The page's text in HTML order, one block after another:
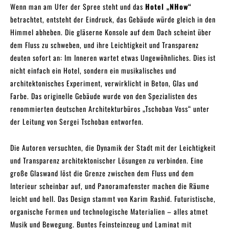
Wenn man am Ufer der Spree steht und das Hotel „NHow“
betrachtet, entsteht der Eindruck, das Gebäude würde gleich in den
Himmel abheben. Die gläserne Konsole auf dem Dach scheint über
dem Fluss zu schweben, und ihre Leichtigkeit und Transparenz
deuten sofort an: Im Inneren wartet etwas Ungewöhnliches. Dies ist
nicht einfach ein Hotel, sondern ein musikalisches und
architektonisches Experiment, verwirklicht in Beton, Glas und
Farbe. Das originelle Gebäude wurde von den Spezialisten des
renommierten deutschen Architekturbüros „Tschoban Voss“ unter
der Leitung von Sergei Tschoban entworfen.
Die Autoren versuchten, die Dynamik der Stadt mit der Leichtigkeit
und Transparenz architektonischer Lösungen zu verbinden. Eine
große Glaswand löst die Grenze zwischen dem Fluss und dem
Interieur scheinbar auf, und Panoramafenster machen die Räume
leicht und hell. Das Design stammt von Karim Rashid. Futuristische,
organische Formen und technologische Materialien – alles atmet
Musik und Bewegung. Buntes Feinsteinzeug und Laminat mit